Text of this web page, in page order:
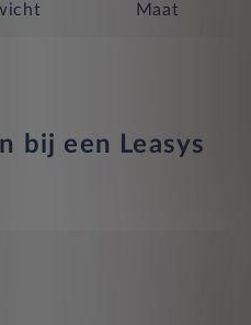
Maat
bij een Leasys